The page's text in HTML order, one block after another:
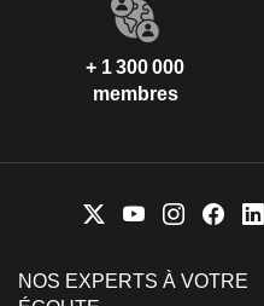
+ 1 300 000
membres
NOS EXPERTS À VOTRE